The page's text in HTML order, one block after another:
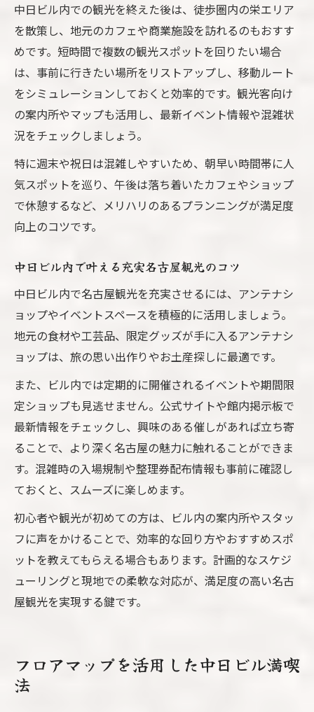
中日ビル内での観光を終えた後は、徒歩圏内の栄エリア
を散策し、地元のカフェや商業施設を訪れるのもおすす
めです。短時間で複数の観光スポットを回りたい場合
は、事前に行きたい場所をリストアップし、移動ルート
をシミュレーションしておくと効率的です。観光客向け
の案内所やマップも活用し、最新イベント情報や混雑状
況をチェックしましょう。
特に週末や祝日は混雑しやすいため、朝早い時間帯に人
気スポットを巡り、午後は落ち着いたカフェやショップ
で休憩するなど、メリハリのあるプランニングが満足度
向上のコツです。
中日ビル内で叶える充実名古屋観光のコツ
中日ビル内で名古屋観光を充実させるには、アンテナシ
ョップやイベントスペースを積極的に活用しましょう。
地元の食材や工芸品、限定グッズが手に入るアンテナシ
ョップは、旅の思い出作りやお土産探しに最適です。
また、ビル内では定期的に開催されるイベントや期間限
定ショップも見逃せません。公式サイトや館内掲示板で
最新情報をチェックし、興味のある催しがあれば立ち寄
ることで、より深く名古屋の魅力に触れることができま
す。混雑時の入場規制や整理券配布情報も事前に確認し
ておくと、スムーズに楽しめます。
初心者や観光が初めての方は、ビル内の案内所やスタッ
フに声をかけることで、効率的な回り方やおすすめスポ
ットを教えてもらえる場合もあります。計画的なスケジ
ューリングと現地での柔軟な対応が、満足度の高い名古
屋観光を実現する鍵です。
フロアマップを活用した中日ビル満喫
法